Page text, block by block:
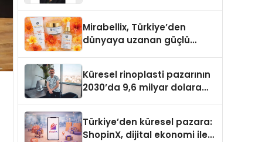
Mirabellix, Türkiye’den
dünyaya uzanan güçlü
Küresel rinoplasti pazarının
2030’da 9,6 milyar dolara
Türkiye’den küresel pazara:
ShopinX, dijital ekonomi ile